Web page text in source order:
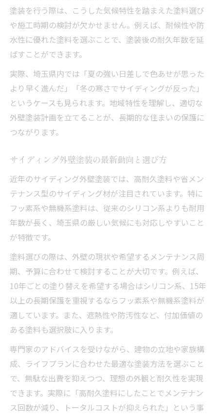
外壁塗装費用を補助金で抑えるための流れ
サイディング塗装時の補助金申請ポイント
外壁塗装補助金の対象条件と注意事項
補助金活用で賢く外壁塗装するコツ
サイディング外壁に使える補助制度を紹介
塗装を行う際は、こうした気候特性を踏まえた塗料選び
や施工時期の検討が欠かせません。例えば、耐候性や防
水性に優れた塗料を選ぶことで、塗装後の耐久年数を延
ばすことができます。
実際、埼玉県内では「夏の強い日差しで色あせが思った
より早く進んだ」「冬の寒さでサイディングが反った」
というケースも見られます。地域特性を理解し、適切な
外壁塗装計画を立てることが、長期的な住まいの保護に
つながります。
サイディング外壁塗装の最新動向と選び方
近年のサイディング外壁塗装では、高耐久塗料や省メン
テナンス型のサイディング材が注目されています。特に
フッ素系や無機系塗料は、従来のシリコン系よりも耐用
年数が長く、埼玉県の厳しい気候にも対応しやすいこと
が特徴です。
塗料選びの際は、外壁の現状や希望するメンテナンス周
期、予算に合わせて検討することが大切です。例えば、
10年ごとの塗り替えを希望する場合はシリコン系、15年
以上の長期保護を重視するならフッ素系や無機系塗料が
適しています。また、遮熱性や防汚性など、付加価値の
ある塗料も選択肢に入ります。
専門家のアドバイスを受けながら、建物の立地や家族構
成、ライフプランに合わせた最適な塗装方法を選ぶこと
で、無駄な出費を抑えつつ、理想の外観と耐久性を実現
できます。実際に「高耐久塗料にしたことでメンテナン
ス回数が減り、トータルコストが抑えられた」という事